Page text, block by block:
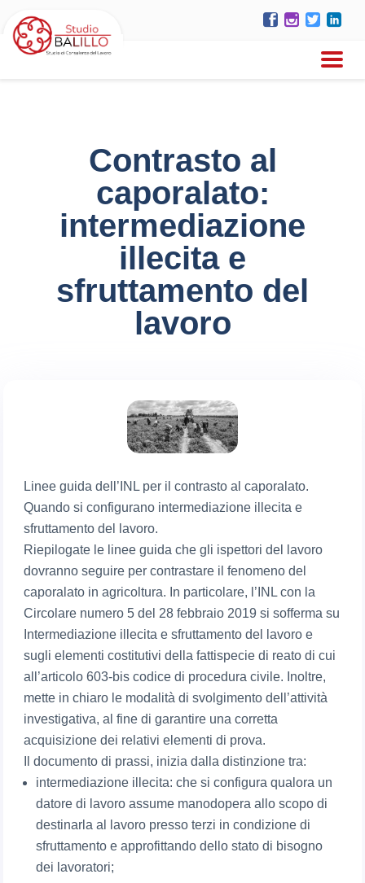
Contrasto al
caporalato:
intermediazione
illecita e
sfruttamento del
lavoro
Linee guida dell’INL per il contrasto al caporalato.
Quando si configurano intermediazione illecita e
sfruttamento del lavoro.
Riepilogate le linee guida che gli ispettori del lavoro
dovranno seguire per contrastare il fenomeno del
caporalato in agricoltura. In particolare, l’INL con la
Circolare numero 5 del 28 febbraio 2019 si sofferma su
Intermediazione illecita e sfruttamento del lavoro e
sugli elementi costitutivi della fattispecie di reato di cui
all’articolo 603-bis codice di procedura civile. Inoltre,
mette in chiaro le modalità di svolgimento dell’attività
investigativa, al fine di garantire una corretta
acquisizione dei relativi elementi di prova.
Il documento di prassi, inizia dalla distinzione tra:
intermediazione illecita: che si configura qualora un
datore di lavoro assume manodopera allo scopo di
destinarla al lavoro presso terzi in condizione di
sfruttamento e approfittando dello stato di bisogno
dei lavoratori;